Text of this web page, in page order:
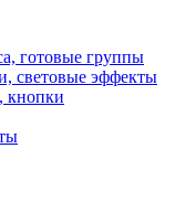
готовые группы
световые эффекты
кнопки